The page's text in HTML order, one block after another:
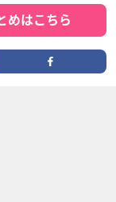
めはこちら